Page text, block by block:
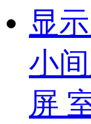
显
小
屏